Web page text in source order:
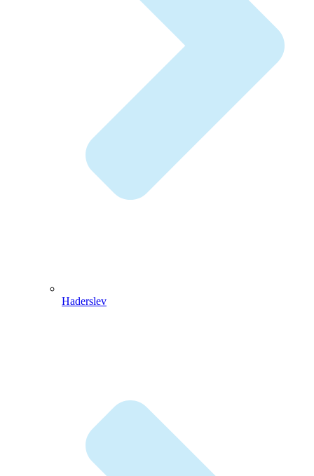
Haderslev